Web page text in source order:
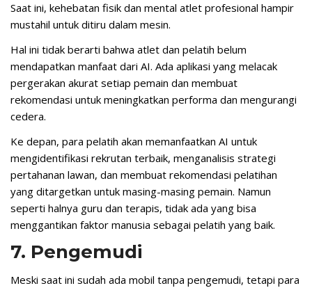
Saat ini, kehebatan fisik dan mental atlet profesional hampir
mustahil untuk ditiru dalam mesin.
Hal ini tidak berarti bahwa atlet dan pelatih belum
mendapatkan manfaat dari AI. Ada aplikasi yang melacak
pergerakan akurat setiap pemain dan membuat
rekomendasi untuk meningkatkan performa dan mengurangi
cedera.
Ke depan, para pelatih akan memanfaatkan AI untuk
mengidentifikasi rekrutan terbaik, menganalisis strategi
pertahanan lawan, dan membuat rekomendasi pelatihan
yang ditargetkan untuk masing-masing pemain. Namun
seperti halnya guru dan terapis, tidak ada yang bisa
menggantikan faktor manusia sebagai pelatih yang baik.
7. Pengemudi
Meski saat ini sudah ada mobil tanpa pengemudi, tetapi para